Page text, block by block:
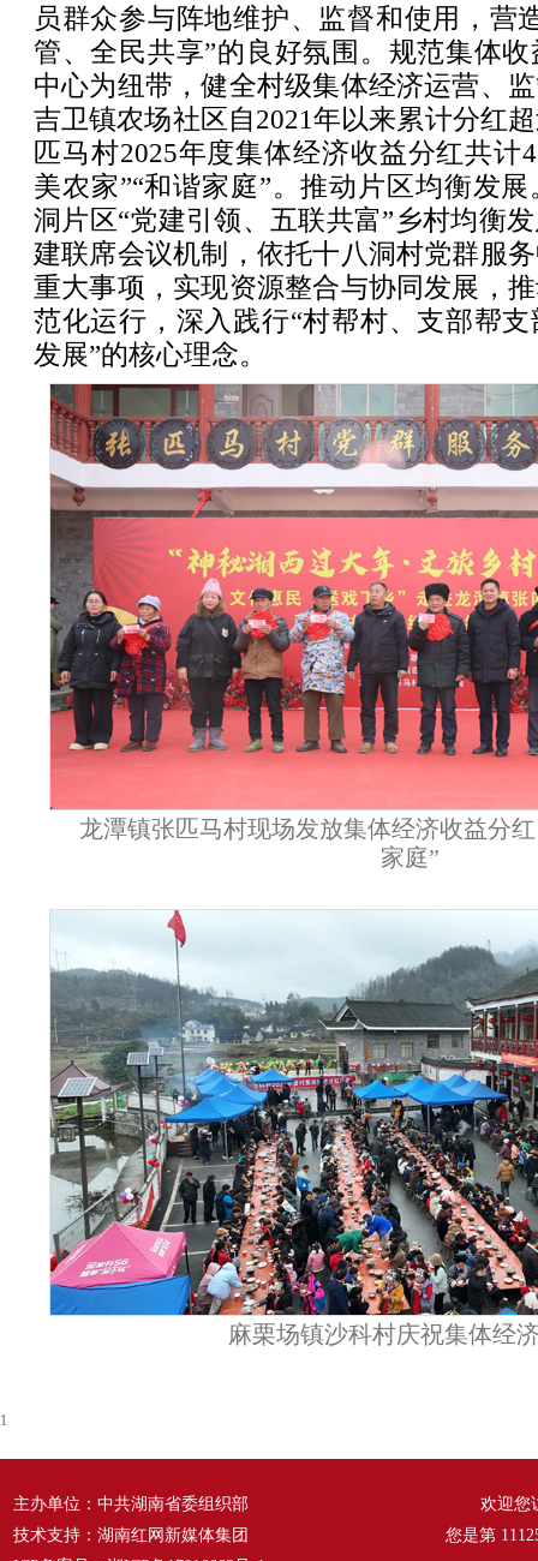
员群众参与阵地维护、监督和使用，营
管、全民共享”的良好氛围。规范集体
中心为纽带，健全村级集体经济运营、
吉卫镇农场社区自2021年以来累计分红
匹马村2025年度集体经济收益分红共计
美农家”“和谐家庭”。推动片区均衡发
洞片区“党建引领、五联共富”乡村均衡
建联席会议机制，依托十八洞村党群服
重大事项，实现资源整合与协同发展，
范化运行，深入践行“村帮村、支部帮
发展”的核心理念。
龙潭镇张匹马村现场发放集体经济收益分
家庭”
麻栗场镇沙科村庆祝集体经
1
主办单位：中共湖南省委组织部
技术支持：湖南红网新媒体集团
欢迎您
您是第